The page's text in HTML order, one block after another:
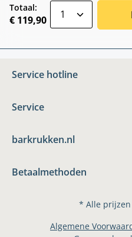
Totaal:
€ 119,90
Service hotline
Service
barkrukken.nl
Betaalmethoden
* Alle
Algemene